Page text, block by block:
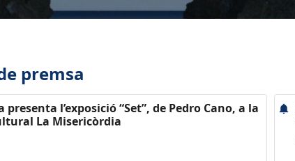
premsa
l’exposició “Set”, de Pedro Cano, a la
La Misericòrdia